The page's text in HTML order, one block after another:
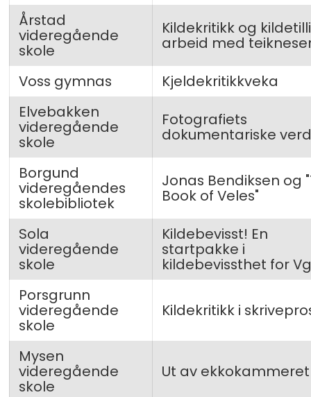
Årstad
videregående
skole
Kildekritikk og
arbeid med
Voss gymnas
Kjeldekritikkveka
Elvebakken
videregående
skole
Fotografiets
dokumentariske
Borgund
videregåendes
skolebibliotek
Jonas Bendiksen og
Book of Veles"
Sola
videregående
skole
Kildebevisst! En
startpakke i
kildebevissthet for
Porsgrunn
videregående
skole
Kildekritikk i
Mysen
videregående
skole
Ut av